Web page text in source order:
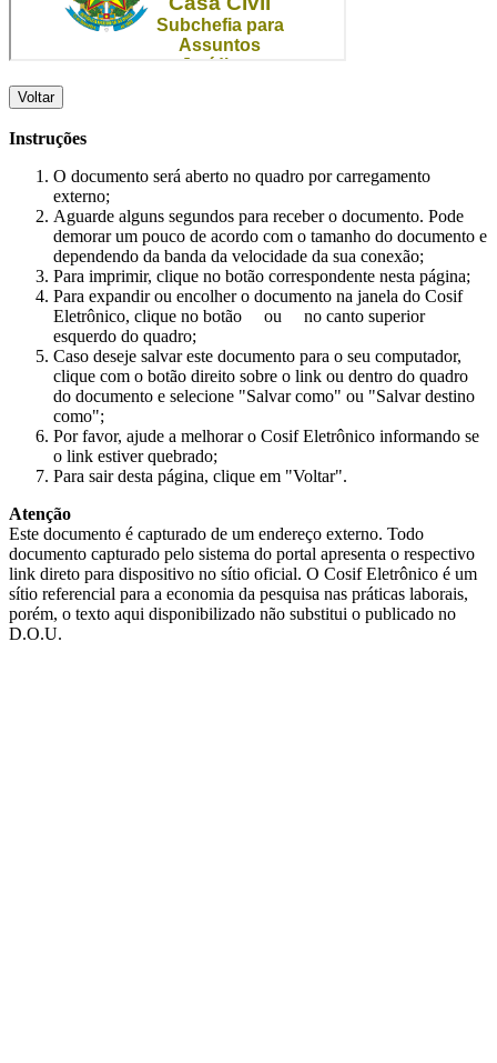
Voltar
Instruções
O documento será aberto no quadro por carregamento
externo;
Aguarde alguns segundos para receber o documento. Pode
demorar um pouco de acordo com o tamanho do documento e
dependendo da banda da velocidade da sua conexão;
Para imprimir, clique no botão correspondente nesta página;
Para expandir ou encolher o documento na janela do Cosif
Eletrônico, clique no botão
ou
no canto superior
esquerdo do quadro;
Caso deseje salvar este documento para o seu computador,
clique com o botão direito sobre o link ou dentro do quadro
do documento e selecione "Salvar como" ou "Salvar destino
como";
Por favor, ajude a melhorar o Cosif Eletrônico informando se
o link estiver quebrado;
Para sair desta página, clique em "Voltar".
Atenção
Este documento é capturado de um endereço externo. Todo
documento capturado pelo sistema do portal apresenta o respectivo
link direto para dispositivo no sítio oficial. O Cosif Eletrônico é um
sítio referencial para a economia da pesquisa nas práticas laborais,
porém, o texto aqui disponibilizado não substitui o publicado no
D.O.U.